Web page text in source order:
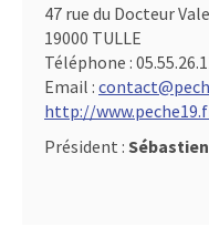
47 rue du Docteur
19000 TULLE
Téléphone :
Email :
http://
Président :